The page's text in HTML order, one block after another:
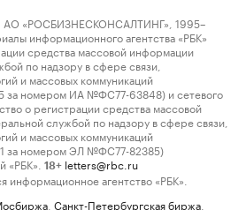
«РОСБИЗНЕСКОНСАЛТИНГ», 1995–
информационного агентства «РБК»
средства массовой информации
по надзору в сфере связи,
и массовых коммуникаций
за номером ИА №ФС77-63848) и сетевого
о регистрации средства массовой
службой по надзору в сфере связи,
и массовых коммуникаций
за номером ЭЛ №ФС77-82385)
«РБК».
18+ letters@rbc.ru
информационное агентство «РБК».
Санкт-Петербургская биржа